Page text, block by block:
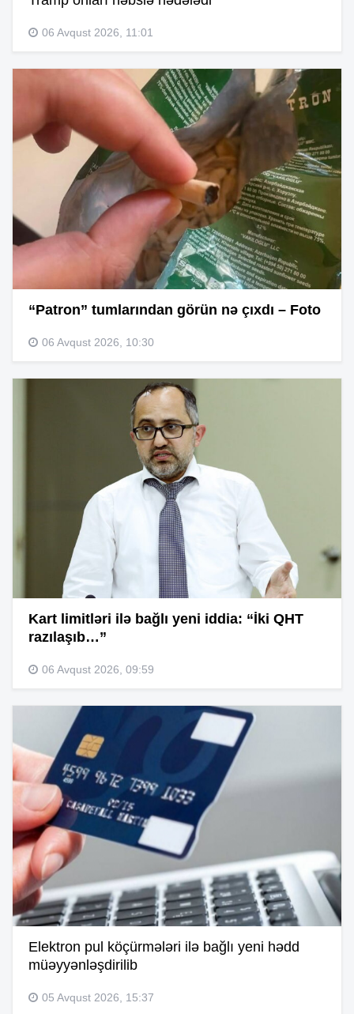
06 Avqust 2026, 11:01
“Patron” tumlarından görün nə çıxdı – Foto
06 Avqust 2026, 10:30
Kart limitləri ilə bağlı yeni iddia: “İki QHT
razılaşıb…”
06 Avqust 2026, 09:59
Elektron pul köçürmələri ilə bağlı yeni hədd
müəyyənləşdirilib
05 Avqust 2026, 15:37